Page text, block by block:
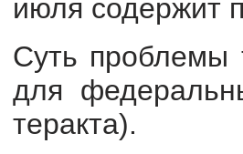
июля содержит
Суть проблемы
для
теракта).